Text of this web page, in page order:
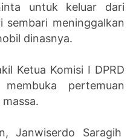
untuk keluar dari
sembari meninggalkan
dinasnya.
Ketua Komisi I DPRD
pertemuan
Janwiserdo Saragih